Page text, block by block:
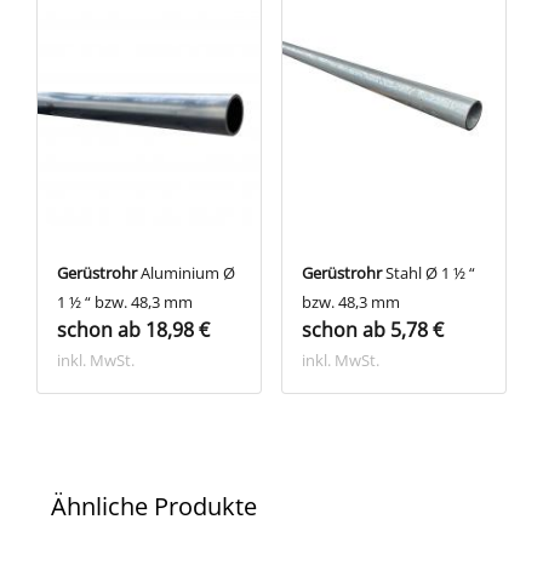
GerüstrohrAluminium Ø
1 ½ “ bzw. 48,3 mm
schon ab 18,98 €
inkl. MwSt.
GerüstrohrStahl Ø 1 ½ “
bzw. 48,3 mm
schon ab 5,78 €
inkl. MwSt.
Ähnliche Produkte